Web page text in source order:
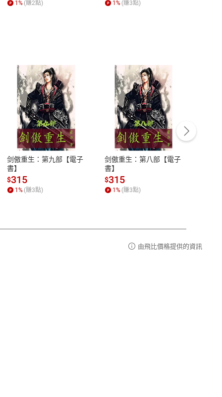
性
參
客服資訊
服務時間：週一到週五 10:00-12:00、
13:00-17:00 (國定假日及例假日休息)
客服電話：0080-1857077
1% (賺2點)
圖】【電子書】
1% (賺3點)
剑傲重生：第九部【電子
書】
$315
1% (賺3點)
剑傲重生：第八部【電子
書】
$315
1% (賺3點)
由飛比價格提供的資訊